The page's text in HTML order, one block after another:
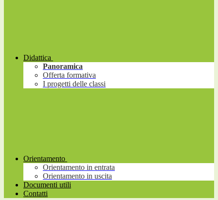
Didattica
Panoramica
Offerta formativa
I progetti delle classi
Orientamento
Orientamento in entrata
Orientamento in uscita
Documenti utili
Contatti